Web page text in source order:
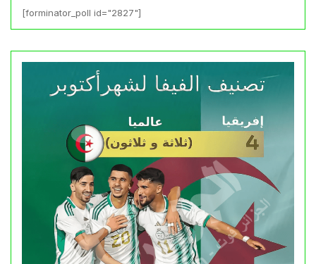
[forminator_poll id="2827"]